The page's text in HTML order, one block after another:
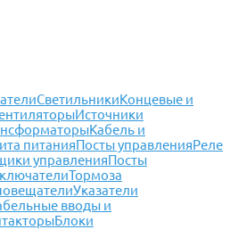
СветильникиКонцевые и
Источники
Кабель и
питанияПосты управленияРеле
управленияПосты
Тормоза
Указатели
вводы и
Блоки